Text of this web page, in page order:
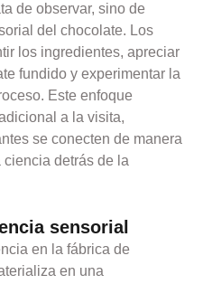
de observar, sino de
del chocolate. Los
los ingredientes, apreciar
fundido y experimentar la
Este enfoque
a la visita,
se conecten de manera
ciencia detrás de la
sensorial
en la fábrica de
en una